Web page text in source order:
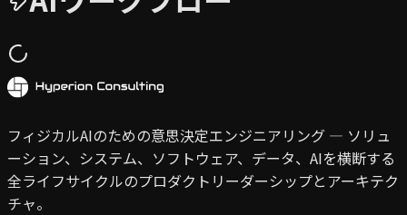
フィジカルAIのための意思決定エンジニアリング — ソリュ
ーション、システム、ソフトウェア、データ、AIを横断する
全ライフサイクルのプロダクトリーダーシップとアーキテク
チャ。